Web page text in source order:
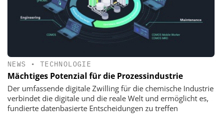
NEWS • TECHNOLOGIE
Mächtiges Potenzial für die Prozessindustrie
Der umfassende digitale Zwilling für die chemische Industrie
verbindet die digitale und die reale Welt und ermöglicht es,
fundierte datenbasierte Entscheidungen zu treffen